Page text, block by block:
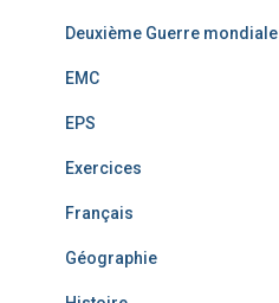
Deuxième Guerre mondiale
EMC
EPS
Exercices
Français
Géographie